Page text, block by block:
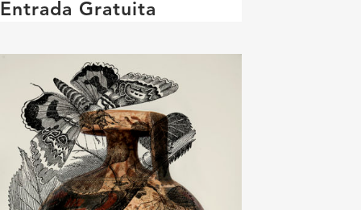
Entrada Gratuita